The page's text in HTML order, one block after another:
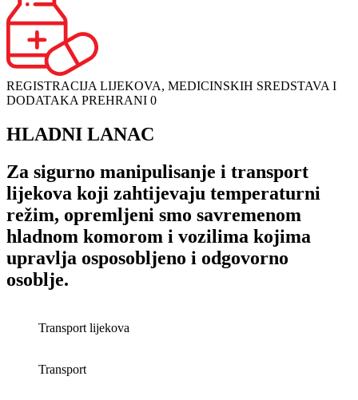
REGISTRACIJA LIJEKOVA, MEDICINSKIH SREDSTAVA I
DODATAKA PREHRANI 0
HLADNI LANAC
Za sigurno manipulisanje i transport
lijekova koji zahtijevaju temperaturni
režim, opremljeni smo savremenom
hladnom komorom i vozilima kojima
upravlja osposobljeno i odgovorno
osoblje.
Transport lijekova
Transport